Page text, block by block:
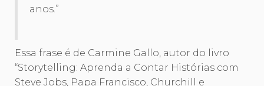
anos.”
Essa frase é de Carmine Gallo, autor do livro
“Storytelling: Aprenda a Contar Histórias com
Steve Jobs, Papa Francisco, Churchill e